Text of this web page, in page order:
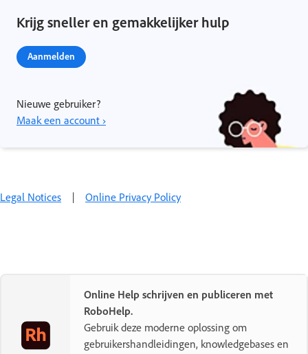
Krijg sneller en gemakkelijker hulp
Aanmelden
Nieuwe gebruiker?
Maak een account ›
Legal Notices | Online Privacy Policy
Online Help schrijven en publiceren met
RoboHelp.
Gebruik deze moderne oplossing om
gebruikershandleidingen, knowledgebases en